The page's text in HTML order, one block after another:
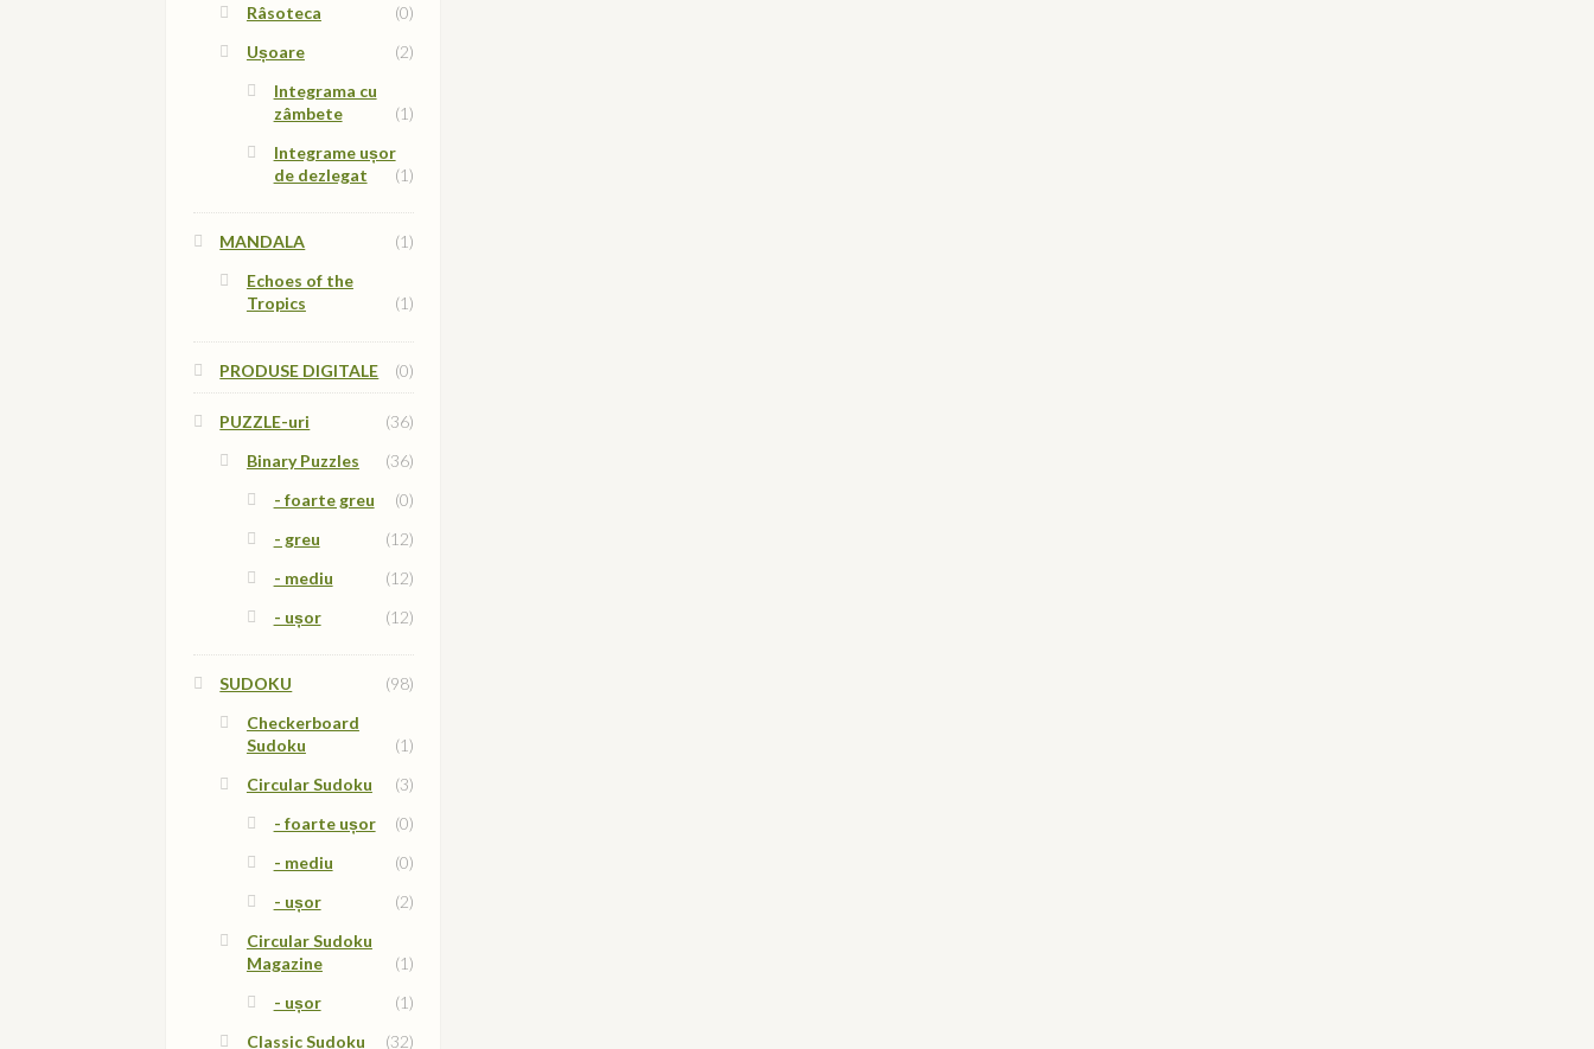
Râsoteca
(0)
Ușoare
(2)
Integrama cu
zâmbete
(1)
Integrame ușor
de dezlegat
(1)
MANDALA
(1)
Echoes of the
Tropics
(1)
PRODUSE DIGITALE (0)
PUZZLE-uri
(36)
Binary Puzzles
(36)
- foarte greu
(0)
- greu
(12)
- mediu
(12)
- ușor
(12)
SUDOKU
(98)
Checkerboard
Sudoku
(1)
Circular Sudoku
(3)
- foarte ușor
(0)
- mediu
(0)
- ușor
(2)
Circular Sudoku
Magazine
(1)
- ușor
(1)
Classic Sudoku
(32)